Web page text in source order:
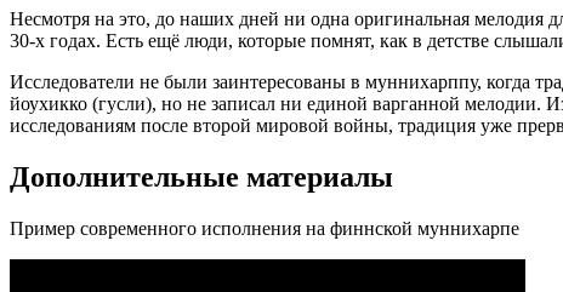
Несмотря на это, до наших дней ни одна оригинальная мелодия
30-х годах. Есть ещё люди, которые помнят, как в детстве
Исследователи не были заинтересованы в муннихарппу, когда
йоухикко (гусли), но не записал ни единой варганной мелодии.
исследованиям после второй мировой войны, традиция уже
Дополнительные материалы
Пример современного исполнения на финнской муннихарпе